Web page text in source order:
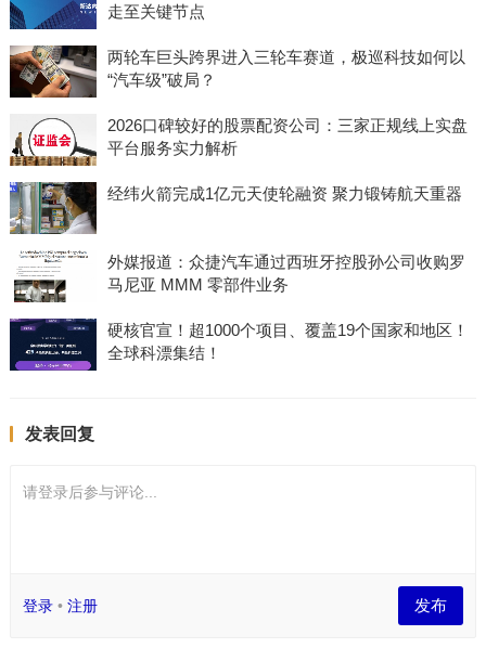
走至关键节点
两轮车巨头跨界进入三轮车赛道，极巡科技如何以
“汽车级”破局？
2026口碑较好的股票配资公司：三家正规线上实盘
平台服务实力解析
经纬火箭完成1亿元天使轮融资 聚力锻铸航天重器
外媒报道：众捷汽车通过西班牙控股孙公司收购罗
马尼亚 MMM 零部件业务
硬核官宣！超1000个项目、覆盖19个国家和地区！
全球科漂集结！
发表回复
请登录后参与评论...
登录• 注册 发布